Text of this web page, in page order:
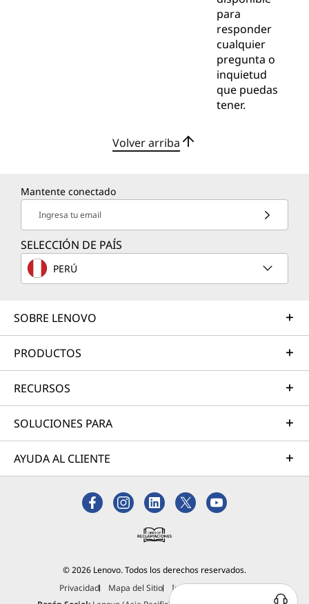
para
responder
cualquier
pregunta o
inquietud
que puedas
tener.
Volver arriba
Mantente conectado
Ingresa tu email
SELECCIÓN DE PAÍS
PERÚ
SOBRE LENOVO
PRODUCTOS
RECURSOS
SOLUCIONES PARA
AYUDA AL CLIENTE
© 2026 Lenovo. Todos los derechos reservados.
Privacidad
Mapa del Sitio
Información Legal
¿Tienes alguna duda?